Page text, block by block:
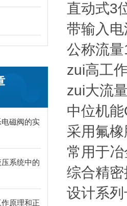
磁阀的实
系统中的
原理和正
直动式3
带输入
公称流
zui高工
zui大流
中位机
采用氟
常用于
综合精
设计系